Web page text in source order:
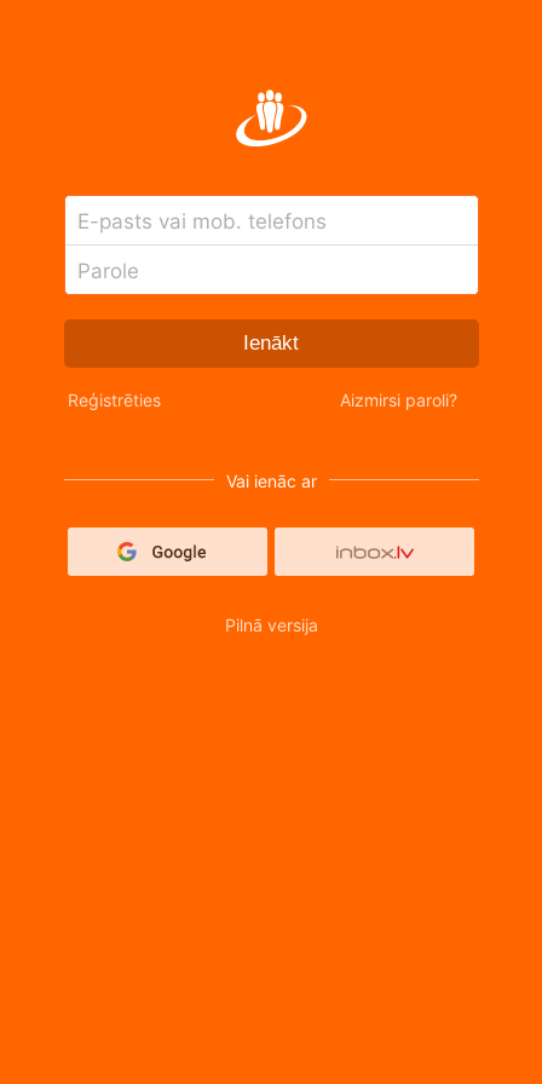
E-pasts vai mob. telefons
Parole
Ienākt
Reģistrēties Aizmirsi paroli?
Vai ienāc ar
Pilnā versija